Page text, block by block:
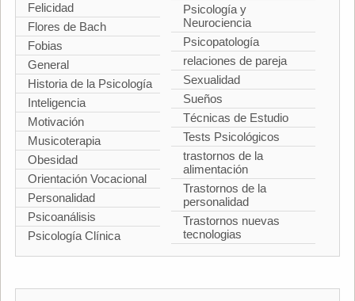
Felicidad
Flores de Bach
Fobias
General
Historia de la Psicología
Inteligencia
Motivación
Musicoterapia
Obesidad
Orientación Vocacional
Personalidad
Psicoanálisis
Psicología Clínica
Psicología y
Neurociencia
Psicopatología
relaciones de pareja
Sexualidad
Sueños
Técnicas de Estudio
Tests Psicológicos
trastornos de la
alimentación
Trastornos de la
personalidad
Trastornos nuevas
tecnologias